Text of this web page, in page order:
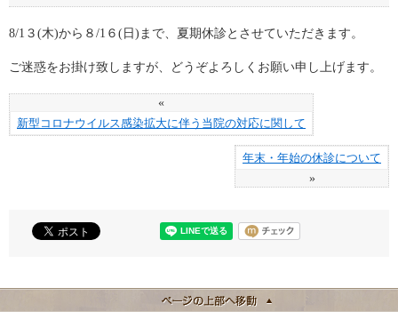
8/1３(木)から８/1６(日)まで、夏期休診とさせていただきます。
ご迷惑をお掛け致しますが、どうぞよろしくお願い申し上げます。
«
新型コロナウイルス感染拡大に伴う当院の対応に関して
年末・年始の休診について
»